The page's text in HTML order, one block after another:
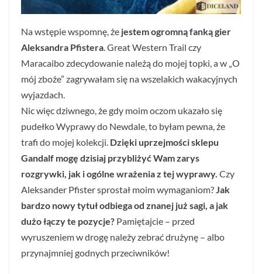
Na wstępie wspomnę, że jestem ogromną fanką gier
Aleksandra Pfistera. Great Western Trail czy
Maracaibo zdecydowanie należą do mojej topki, a w „O
mój zboże” zagrywałam się na wszelakich wakacyjnych
wyjazdach.
Nic więc dziwnego, że gdy moim oczom ukazało się
pudełko Wyprawy do Newdale, to byłam pewna, że
trafi do mojej kolekcji. Dzięki uprzejmości sklepu
Gandalf mogę dzisiaj przybliżyć Wam zarys
rozgrywki, jak i ogólne wrażenia z tej wyprawy. Czy
Aleksander Pfister sprostał moim wymaganiom?Jak
bardzo nowy tytuł odbiega od znanej już sagi, a jak
dużo łączy te pozycje? Pamiętajcie – przed
wyruszeniem w drogę należy zebrać drużynę – albo
przynajmniej godnych przeciwników!